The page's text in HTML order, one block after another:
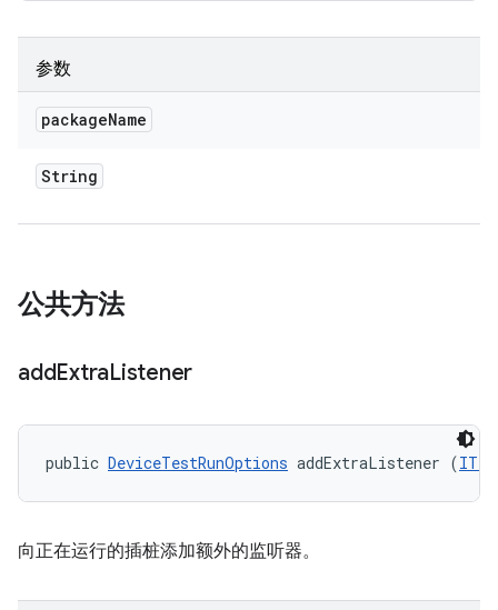
参数
packageName
String
公共方法
addExtraListener
public DeviceTestRunOptions addExtraListener (
向正在运行的插桩添加额外的监听器。